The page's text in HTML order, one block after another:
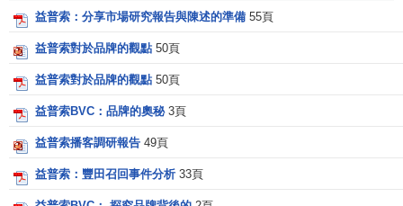
益普索集團在中國
中國是一個蓬勃發展、生機盎然的市場，是益普索集團
戰略發展的重點之一。益普索集團於2000年正式進入中國，
通過收購優秀的本土公司豐凱興信息咨詢有限公司和華聯信
市場研究有限公司以及自身業務的快速增長，迅速成為中國
益普索：分享市場研究報告與陳述的準備 55頁
益普索對於品牌的觀點 50頁
益普索對於品牌的觀點 50頁
益普索BVC：品牌的奧秘 3頁
益普索播客調研報告 49頁
益普索：豐田召回事件分析 33頁